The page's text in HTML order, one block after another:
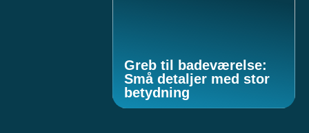
Greb til badeværelse:
Små detaljer med stor
betydning